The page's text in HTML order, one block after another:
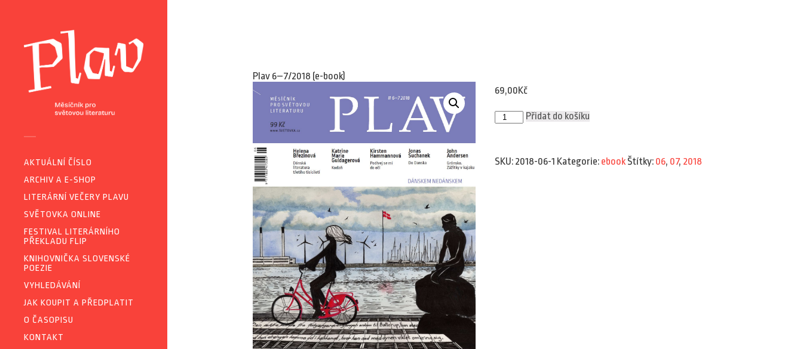
AKTUÁLNÍ ČÍSLO
ARCHIV A E-SHOP
LITERÁRNÍ VEČERY PLAVU
SVĚTOVKA ONLINE
FESTIVAL LITERÁRNÍHO
PŘEKLADU FLIP
KNIHOVNIČKA SLOVENSKÉ
POEZIE
VYHLEDÁVÁNÍ
JAK KOUPIT A PŘEDPLATIT
O ČASOPISU
KONTAKT
Plav 6–7/2018 (e-book)
69,00Kč
Plav
6–
množství
Přidat do košíku
SKU: 2018-06-1 Kategorie: ebookŠtítky: 06, 07, 2018